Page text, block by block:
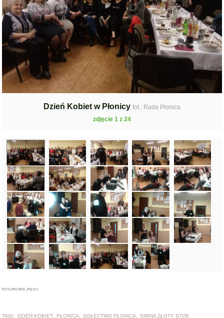
Dzień Kobiet w Płonicy fot.: Rada Płonica
zdjęcie 1 z 24
FOTO_PRIVATE_POLICY
TAGI: DZIEŃ KOBIET, PŁONICA SOŁECTWO PŁONICA GMINA ZŁOTY STOK